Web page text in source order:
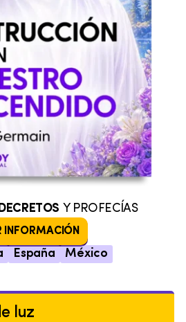
Y PROFECÍAS
INFORMACIÓN
España México
luz